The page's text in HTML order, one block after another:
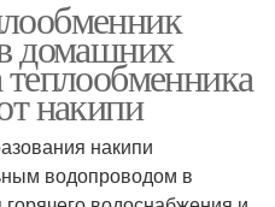
домашних
накипи
накипи
водопроводом в